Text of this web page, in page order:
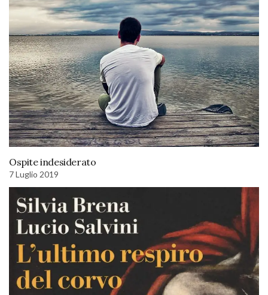
Ospite indesiderato
7 Luglio 2019